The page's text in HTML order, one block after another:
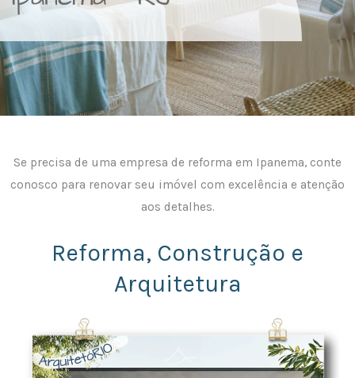
Se precisa de uma empresa de reforma em Ipanema, conte
conosco para renovar seu imóvel com excelência e atenção
aos detalhes.
Reforma, Construção e
Arquitetura